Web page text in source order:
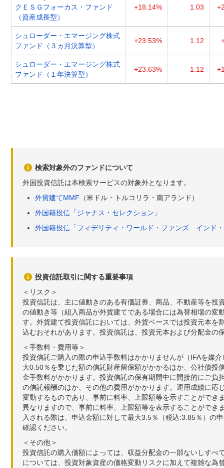
クＥＳＧフォーカス・ファンド
（資産成長型）
+18.14% 1.03
シュローダー・エマージング株式
ファンド（３ヵ月決算型）
+23.53% 1.12
シュローダー・エマージング株式
ファンド（１年決算型）
+23.63% 1.12
検索対象外のファンドについて
外国投資信託は本検索サービスの対象外となります。
外貨建てMMF （米ドル・トルコリラ・南アランド）
外国籍投信「ジャナス・セレクション」
外国籍投信「フィデリティ・ワールド・ファンズ インド
投資信託取引に関する重要事項
＜リスク＞
投資信託は、主に値動きのある有価証券、商品、不動産等を
の値動き等（組入商品が外貨建てである場合には為替相場の
す。外貨建て投資信託においては、外貨ベースでは投資元本
込むおそれがあります。投資信託は、投資元本および分配金の
＜手数料・費用等＞
投資信託ご購入の際の申込手数料はかかりませんが（IFAを媒
大0.50％を乗じた額の信託財産留保額がかかるほか、公社債
金手数料がかかります。投資信託の保有期間中に間接的にご
の信託報酬のほか、その他の費用がかかります。運用成績に
変動するものであり、事前に料率、上限額等を示すことがで
異なりますので、事前に料率、上限額等を表示することがで
入される際は、申込金額に対して最大3.5％（税込:3.85％）の
確認ください。
＜その他＞
投資信託の購入価額によっては、収益分配金の一部ないしす
については、投資対象資産の価格変動リスクに加えて複雑な